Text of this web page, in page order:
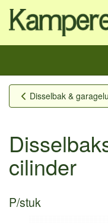
Disselbak &
cilinder
P/stuk